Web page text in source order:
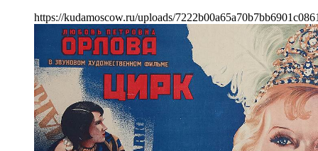
https://kudamoscow.ru/uploads/